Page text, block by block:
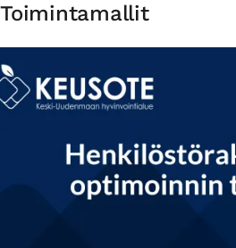
Toimintamallit